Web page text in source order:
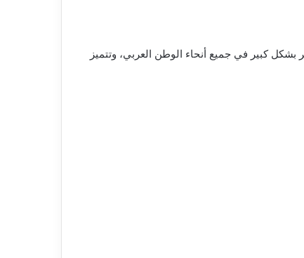
كبير في جميع أنحاء الوطن العربي، وتتميز